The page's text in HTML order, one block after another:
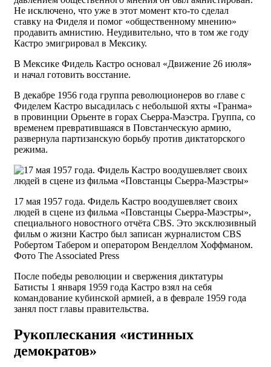
Не исключено, что уже в этот момент кто-то сделал
ставку на Фиделя и помог «общественному мнению»
продавить амнистию. Неудивительно, что в том же году
Кастро эмигрировал в Мексику.
В Мексике Фидель Кастро основал «Движение 26 июля»
и начал готовить восстание.
В декабре 1956 года группа революционеров во главе с
Фиделем Кастро высадилась с небольшой яхты «Гранма»
в провинции Орьенте в горах Сьерра-Маэстра. Группа, со
временем превратившаяся в Повстанческую армию,
развернула партизанскую борьбу против диктаторского
режима.
17 мая 1957 года. Фидель Кастро воодушевляет своих
людей в сцене из фильма «Повстанцы Сьерра-Маэстры»,
специального новостного отчёта CBS. Это эксклюзивный
фильм о жизни Кастро был записан журналистом CBS
Робертом Табером и оператором Венделлом Хоффманом.
Фото The Associated Press
После победы революции и свержения диктатуры
Батисты 1 января 1959 года Кастро взял на себя
командование кубинской армией, а в феврале 1959 года
занял пост главы правительства.
Рукоплескания «истинных
демократов»